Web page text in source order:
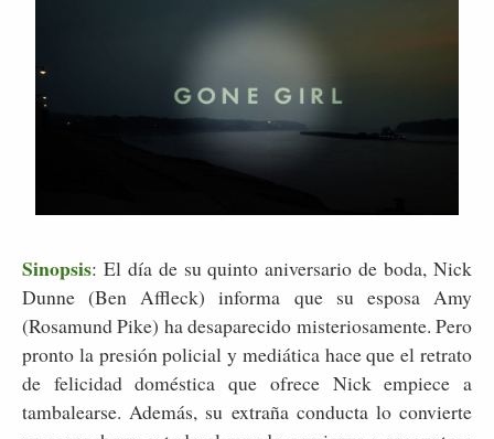
Sinopsis: El día de su quinto aniversario de boda, Nick
Dunne (Ben Affleck) informa que su esposa Amy
(Rosamund Pike) ha desaparecido misteriosamente. Pero
pronto la presión policial y mediática hace que el retrato
de felicidad doméstica que ofrece Nick empiece a
tambalearse. Además, su extraña conducta lo convierte